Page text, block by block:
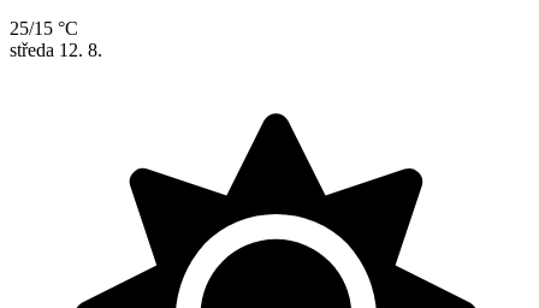
25/15 °C
středa 12. 8.